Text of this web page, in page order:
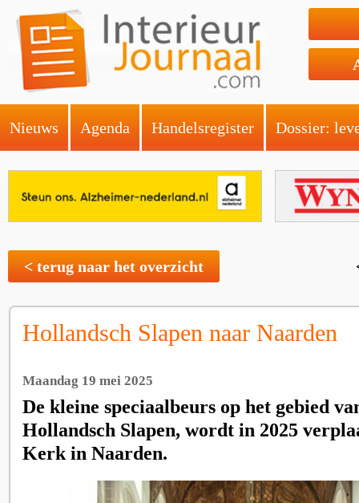
Nieuws Agenda Handelsregister Dossier:
< terug naar het overzicht
Hollandsch Slapen naar Naarden
Maandag 19 mei 2025
De kleine speciaalbeurs op het gebied
Hollandsch Slapen, wordt in 2025
Kerk in Naarden.